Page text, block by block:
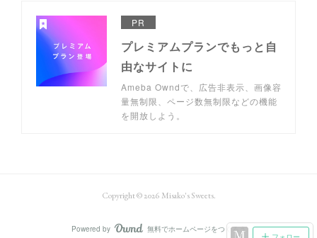
PR
プレミアムプランでもっと自
由なサイトに
Ameba Owndで、広告非表示、画像容
量無制限、ページ数無制限などの機能
を開放しよう。
Copyright ©2026 Misako's Sweets.
Powered by AmebaOwnd
無料でホームページをつくろう